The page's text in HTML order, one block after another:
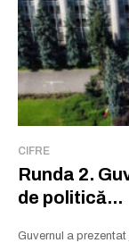
CIFRE
Runda 2.
de politică...
Guvernul a